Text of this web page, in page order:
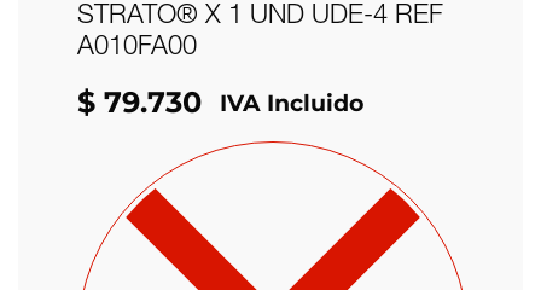
STRATO® X 1 UND UDE-4 REF
A010FA00
$ 79.730 IVA Incluido